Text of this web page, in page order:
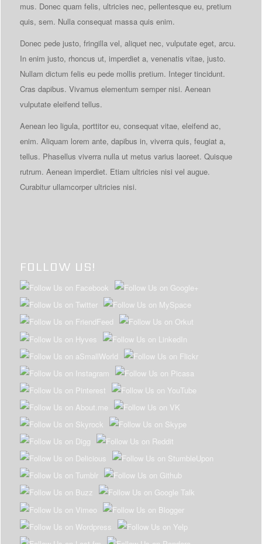
mus. Donec quam felis, ultricies nec, pellentesque eu, pretium
quis, sem. Nulla consequat massa quis enim.
Donec pede justo, fringilla vel, aliquet nec, vulputate eget, arcu.
In enim justo, rhoncus ut, imperdiet a, venenatis vitae, justo.
Nullam dictum felis eu pede mollis pretium. Integer tincidunt.
Cras dapibus. Vivamus elementum semper nisi. Aenean
vulputate eleifend tellus.
Aenean leo ligula, porttitor eu, consequat vitae, eleifend ac,
enim. Aliquam lorem ante, dapibus in, viverra quis, feugiat a,
tellus. Phasellus viverra nulla ut metus varius laoreet. Quisque
rutrum. Aenean imperdiet. Etiam ultricies nisi vel augue.
Curabitur ullamcorper ultricies nisi.
FOLLOW US!